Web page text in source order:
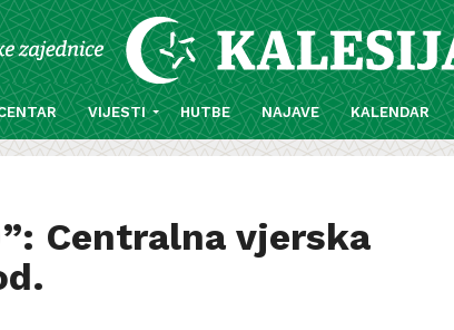
VIJESTI HUTBE NAJAVE KALENDAR
Centralna vjerska